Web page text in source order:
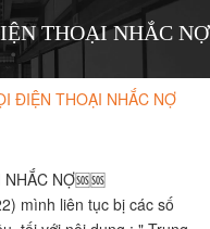
THOẠI NHẮC NỢ
ĐIỆN THOẠI NHẮC NỢ
NỢ🆘🆘
mình liên tục bị các số